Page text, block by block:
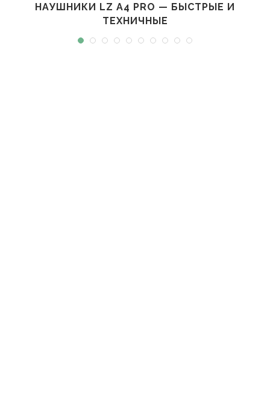
НАУШНИКИ LZ A4 PRO — БЫСТРЫЕ И
ТЕХНИЧНЫЕ